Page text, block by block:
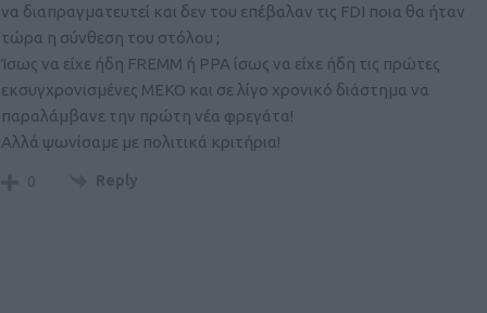
να διαπραγματευτεί και δεν του επέβαλαν τις FDI ποια θα ήταν
τώρα η σύνθεση του στόλου ;
Ίσως να είχε ήδη FREMM ή PPA ίσως να είχε ήδη τις πρώτες
εκσυγχρονισμένες ΜΕΚΟ και σε λίγο χρονικό διάστημα να
παραλάμβανε την πρώτη νέα φρεγάτα!
Αλλά ψωνίσαμε με πολιτικά κριτήρια!
0 Reply